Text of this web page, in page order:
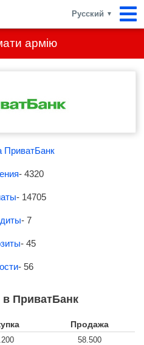
армію
Русский ▼
ПриватБанк
- 4320
- 14705
- 7
- 45
- 56
ПриватБанк
Продажа
58.500